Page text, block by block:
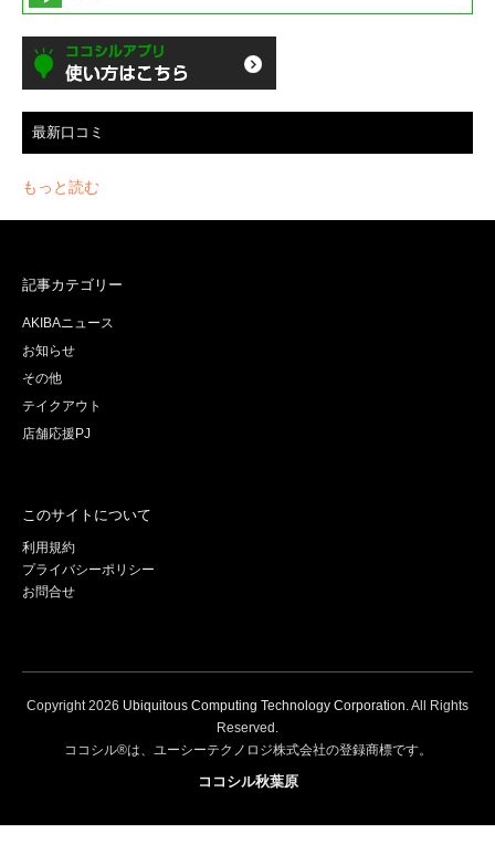
最新口コミ
もっと読む
記事カテゴリー
AKIBAニュース
お知らせ
その他
テイクアウト
店舗応援PJ
このサイトについて
利用規約
プライバシーポリシー
お問合せ
Copyright2026 Ubiquitous Computing Technology Corporation. All Rights
Reserved.
ココシル®は、ユーシーテクノロジ株式会社の登録商標です。
ココシル秋葉原